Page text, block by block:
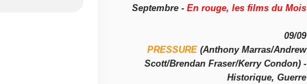
Septembre - En rouge, les films du Mois
09/09
PRESSURE (Anthony Marras/Andrew
Scott/Brendan Fraser/Kerry Condon) -
Historique, Guerre